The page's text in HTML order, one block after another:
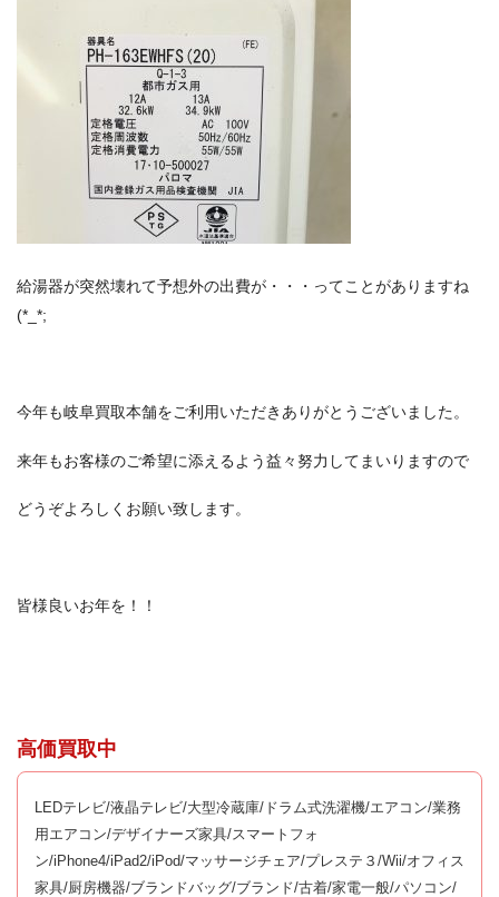
給湯器が突然壊れて予想外の出費が・・・ってことがありますね
(*_*;
今年も岐阜買取本舗をご利用いただきありがとうございました。
来年もお客様のご希望に添えるよう益々努力してまいりますので
どうぞよろしくお願い致します。
皆様良いお年を！！
高価買取中
LEDテレビ/液晶テレビ/大型冷蔵庫/ドラム式洗濯機/エアコン/業務
用エアコン/デザイナーズ家具/スマートフォ
ン/iPhone4/iPad2/iPod/マッサージチェア/プレステ３/Wii/オフィス
家具/厨房機器/ブランドバッグ/ブランド/古着/家電一般/パソコン/